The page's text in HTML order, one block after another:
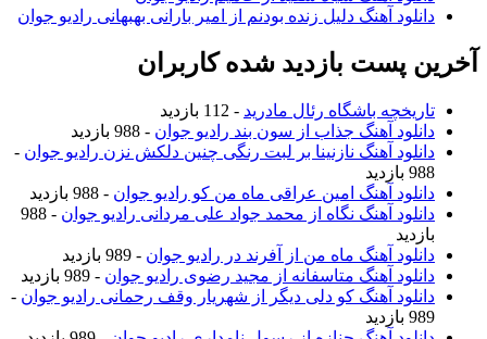
دانلود آهنگ دلیل زنده بودنم از امیر بارانی بهبهانی رادیو جوان
آخرین پست بازدید شده کاربران
تاریخچه باشگاه رئال مادرید - 112 بازدید
دانلود آهنگ جذاب از سون بند رادیو جوان - 988 بازدید
دانلود آهنگ نازنینا بر لبت رنگی چنین دلکش نزن رادیو جوان -
988 بازدید
دانلود آهنگ امین عراقی ماه من کو رادیو جوان - 988 بازدید
دانلود آهنگ نگاه از محمد جواد علی مردانی رادیو جوان
- 988
بازدید
دانلود آهنگ ماه من از آفرند در رادیو جوان - 989 بازدید
دانلود آهنگ متاسفانه از مجید رضوی رادیو جوان - 989 بازدید
دانلود آهنگ کو دلی دیگر از شهریار وقف رحمانی رادیو جوان -
989 بازدید